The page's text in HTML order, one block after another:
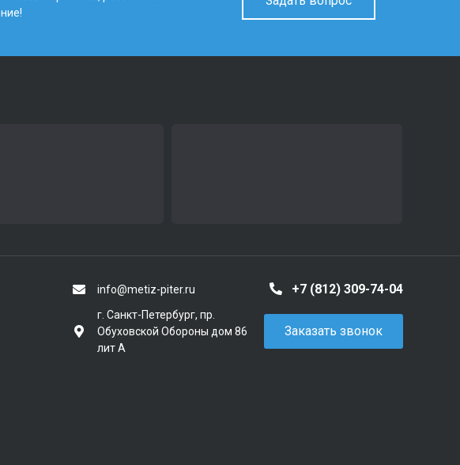
info@metiz-piter.ru +7 (812) 309-74-04
г. Санкт-Петербург, пр.
Обуховской Обороны дом 86
лит А
Заказать звонок